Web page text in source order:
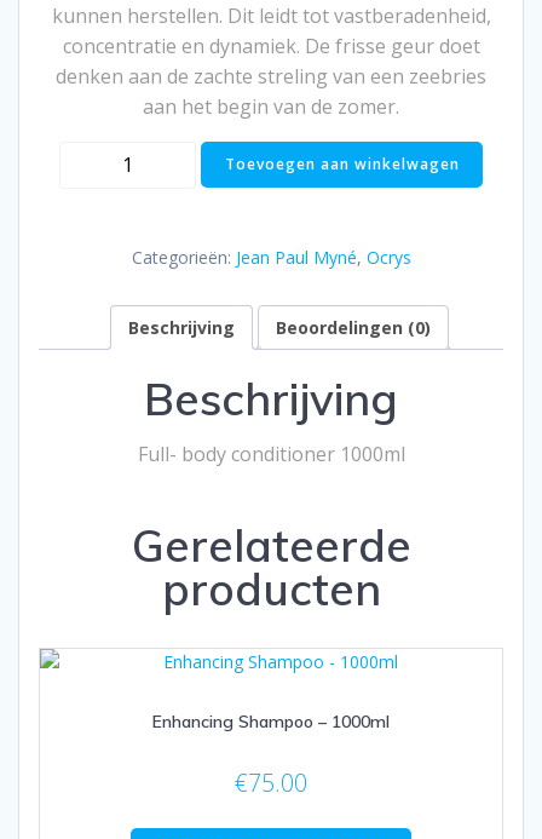
kunnen herstellen. Dit leidt tot vastberadenheid,
concentratie en dynamiek. De frisse geur doet
denken aan de zachte streling van een zeebries
aan het begin van de zomer.
Full-
aantal
Toevoegen aan winkelwagen
Categorieën: Jean Paul Myné, Ocrys
Beschrijving Beoordelingen (0)
Beschrijving
Full- body conditioner 1000ml
Gerelateerde
producten
Enhancing Shampoo – 1000ml
€75.00